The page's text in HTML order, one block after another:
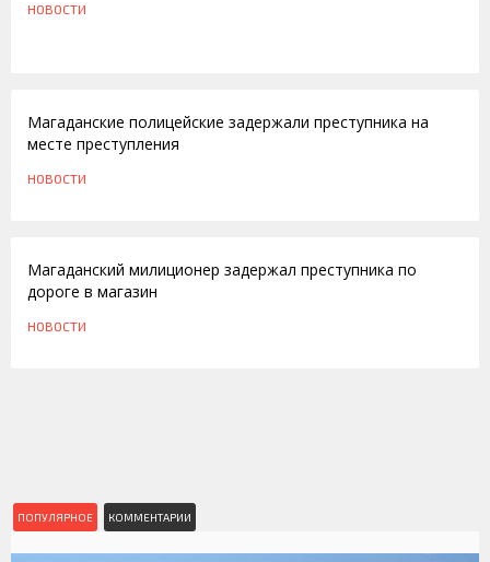
НОВОСТИ
Магаданские полицейские задержали преступника на
месте преступления
НОВОСТИ
Магаданский милиционер задержал преступника по
дороге в магазин
НОВОСТИ
ПОПУЛЯРНОЕ КОММЕНТАРИИ